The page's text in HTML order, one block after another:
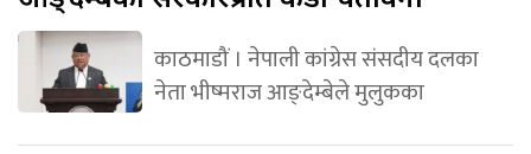
काठमाडौं । नेपाली कांग्रेस संसदीय दलका
नेता भीष्मराज आङ्देम्बेले मुलुकका